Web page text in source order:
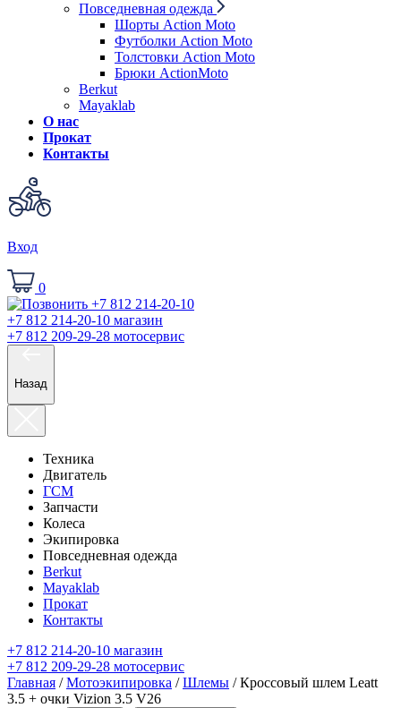
Повседневная одежда
Шорты Action Moto
Футболки Action Moto
Толстовки Action Moto
Брюки ActionMoto
Berkut
Mayaklab
О нас
Прокат
Контакты
Вход
0
+7 812 214-20-10 магазин
+7 812 209-29-28 мотосервис
Назад
Техника
Двигатель
ГСМ
Запчасти
Колеса
Экипировка
Повседневная одежда
Berkut
Mayaklab
Прокат
Контакты
+7 812 214-20-10 магазин
+7 812 209-29-28 мотосервис
Главная /Мотоэкипировка /Шлемы / Кроссовый шлем Leatt
3.5 + очки Vizion 3.5 V26